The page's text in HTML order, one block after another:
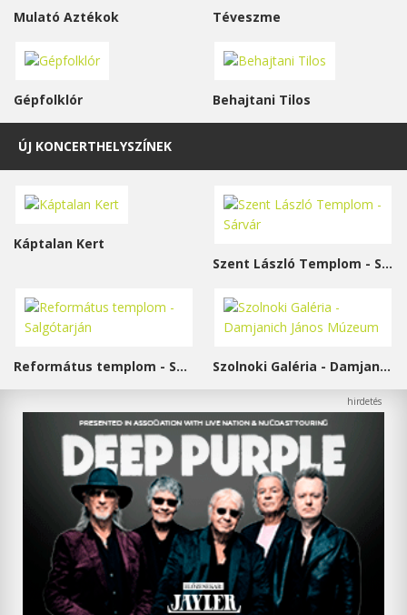
Mulató Aztékok Téveszme
Gépfolklór Behajtani Tilos
ÚJ KONCERTHELYSZÍNEK
Káptalan Kert
Szent László Templom - Sárvár
Református templom - Salgótarján Szolnoki Galéria - Damjanich János Múzeum